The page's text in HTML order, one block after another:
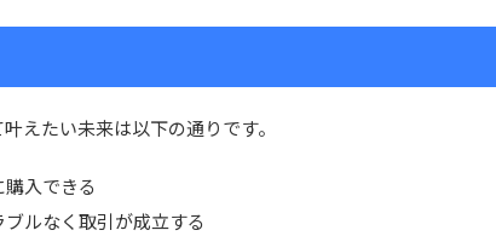
えたい未来は以下の通りです。
入できる
ルなく取引が成立する